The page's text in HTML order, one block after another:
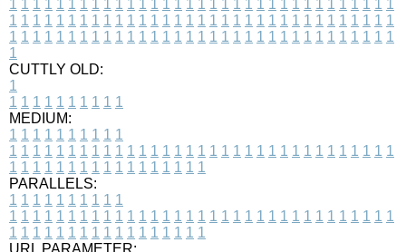
1 1 1 1 1 1 1 1 1 1 1 1 1 1 1 1 1 1 1 1 1 1 1 1 1 1 1 1 1 1 1 1 1
1 1 1 1 1 1 1 1 1 1 1 1 1 1 1 1 1 1 1 1 1 1 1 1 1 1 1 1 1 1 1 1 1
1 1 1 1 1 1 1 1 1 1 1 1 1 1 1 1 1 1 1 1 1 1 1 1 1 1 1 1 1 1 1 1 1
1
CUTTLY OLD:
1
1 1 1 1 1 1 1 1 1 1
MEDIUM:
1 1 1 1 1 1 1 1 1 1
1 1 1 1 1 1 1 1 1 1 1 1 1 1 1 1 1 1 1 1 1 1 1 1 1 1 1 1 1 1 1 1 1
1 1 1 1 1 1 1 1 1 1 1 1 1 1 1 1 1
PARALLELS:
1 1 1 1 1 1 1 1 1 1
1 1 1 1 1 1 1 1 1 1 1 1 1 1 1 1 1 1 1 1 1 1 1 1 1 1 1 1 1 1 1 1 1
1 1 1 1 1 1 1 1 1 1 1 1 1 1 1 1 1